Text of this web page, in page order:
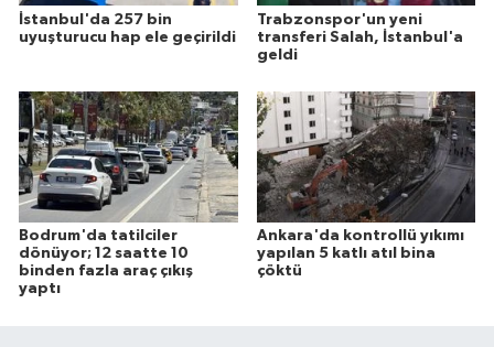
İstanbul'da 257 bin
uyuşturucu hap ele geçirildi
Trabzonspor'un yeni
transferi Salah, İstanbul'a
geldi
Bodrum'da tatilciler
dönüyor; 12 saatte 10
binden fazla araç çıkış
yaptı
Ankara'da kontrollü yıkımı
yapılan 5 katlı atıl bina
çöktü